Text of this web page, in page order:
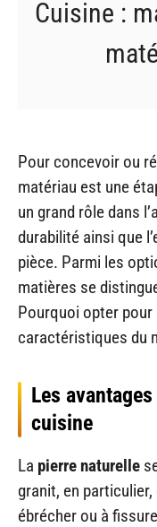
Cuisine :
Pour concevoir ou
matériau est une
un grand rôle dans
durabilité ainsi que
pièce. Parmi les
matières se
Pourquoi opter pour
caractéristiques du
Les
cuisine
La pierre naturelle
granit, en
ébrécher ou à